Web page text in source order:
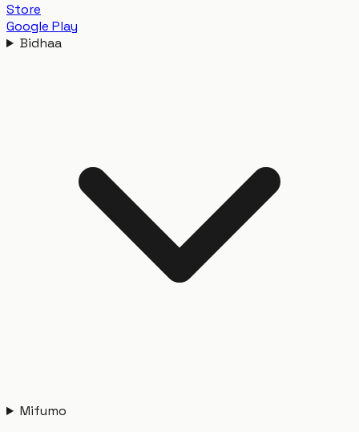
Store
Google Play
Bidhaa
Mifumo